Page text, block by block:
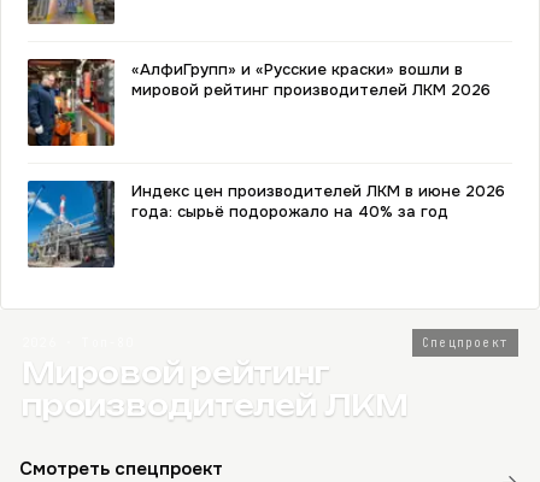
«АлфиГрупп» и «Русские краски» вошли в
мировой рейтинг производителей ЛКМ 2026
Индекс цен производителей ЛКМ в июне 2026
года: сырьё подорожало на 40% за год
Спецпроект
Мировой рейтинг
производителей ЛКМ
Смотреть спецпроект